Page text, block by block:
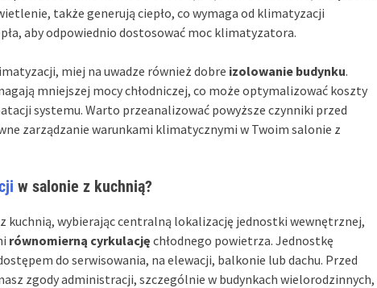
także generują ciepło, co wymaga od klimatyzacji
aby odpowiednio dostosować moc klimatyzatora.
miej na uwadze również dobre izolowanie budynku.
mniejszej mocy chłodniczej, co może optymalizować koszty
systemu. Warto przeanalizować powyższe czynniki przed
zarządzanie warunkami klimatycznymi w Twoim salonie z
w salonie z kuchnią?
kuchnią, wybierając centralną lokalizację jednostki wewnętrznej,
równomierną cyrkulację chłodnego powietrza. Jednostkę
do serwisowania, na elewacji, balkonie lub dachu. Przed
zgody administracji, szczególnie w budynkach wielorodzinnych,